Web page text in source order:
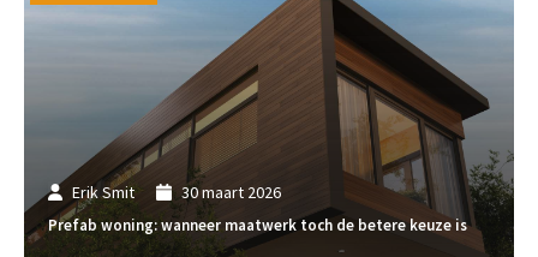
Erik Smit 30 maart 2026
Prefab woning: wanneer maatwerk toch de betere keuze is